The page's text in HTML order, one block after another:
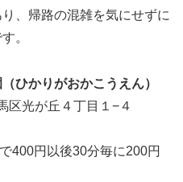
、帰路の混雑を気にせずに
。
ひかりがおかこうえん）
区光が丘４丁目１−４
400円以後30分毎に200円